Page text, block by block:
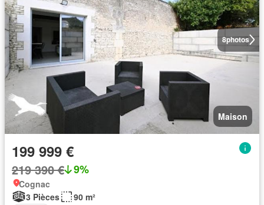
8photos
Maison
199 999 €
219 390 € 9%
Cognac
3 Pièces
90 m²